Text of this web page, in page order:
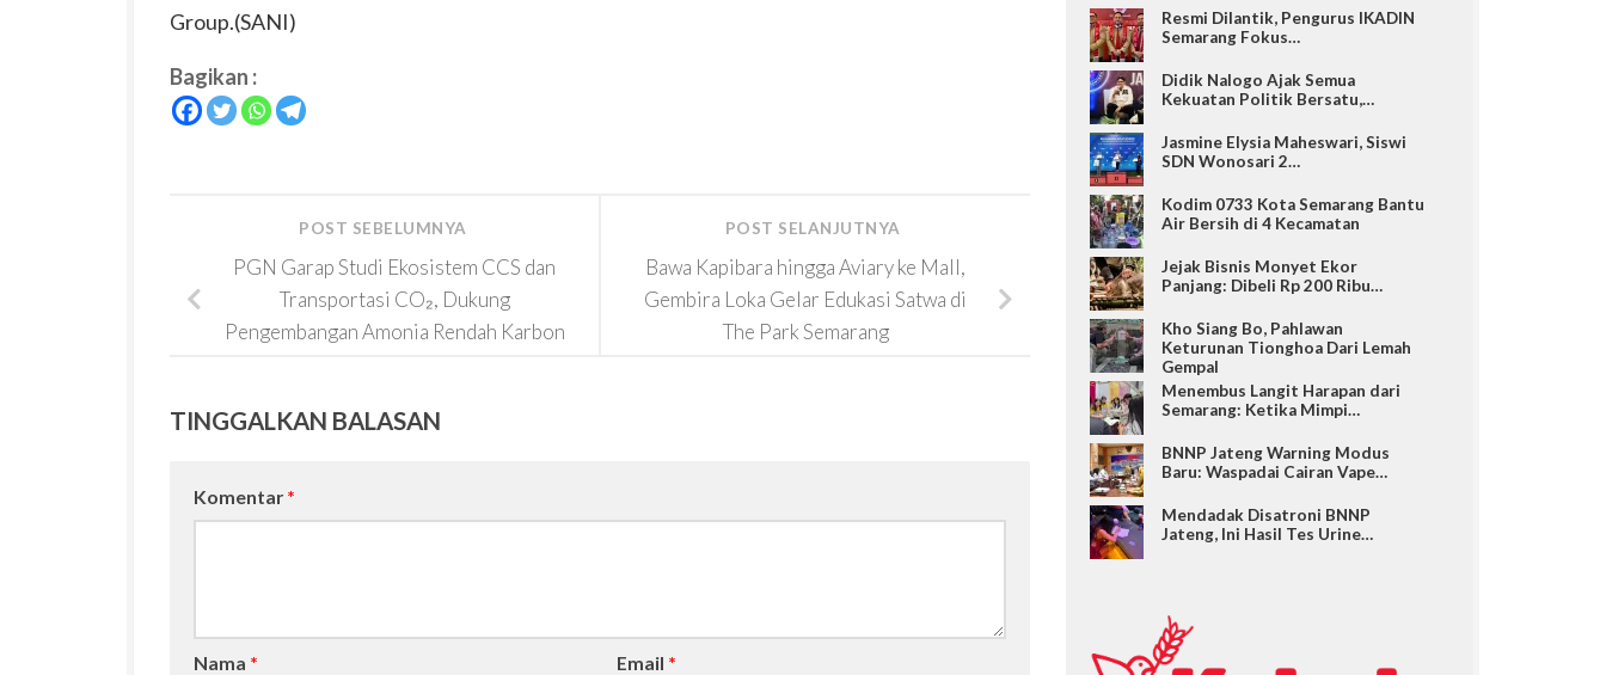
Group.(SANI)
Bagikan :
POST SELANJUTNYA
Bawa Kapibara hingga Aviary ke Mall,
Gembira Loka Gelar Edukasi Satwa di
The Park Semarang
POST SEBELUMNYA
PGN Garap Studi Ekosistem CCS dan
Transportasi CO₂, Dukung
Pengembangan Amonia Rendah Karbon
TINGGALKAN BALASAN
Komentar *
Nama * Email *
Resmi Dilantik, Pengurus IKADIN
Semarang Fokus…
Didik Nalogo Ajak Semua
Kekuatan Politik Bersatu,…
Jasmine Elysia Maheswari, Siswi
SDN Wonosari 2…
Kodim 0733 Kota Semarang Bantu
Air Bersih di 4 Kecamatan
Jejak Bisnis Monyet Ekor
Panjang: Dibeli Rp 200 Ribu…
Kho Siang Bo, Pahlawan
Keturunan Tionghoa Dari Lemah
Gempal
Menembus Langit Harapan dari
Semarang: Ketika Mimpi…
BNNP Jateng Warning Modus
Baru: Waspadai Cairan Vape…
Mendadak Disatroni BNNP
Jateng, Ini Hasil Tes Urine…